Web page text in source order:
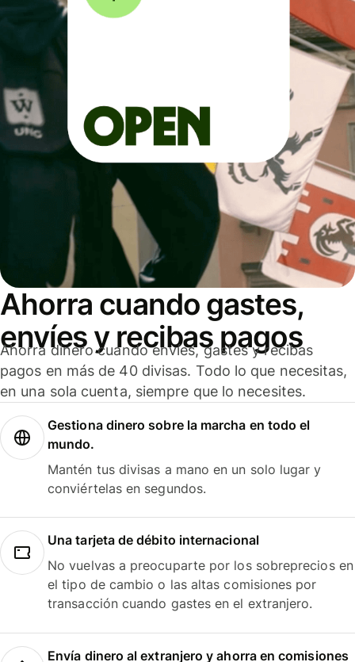
Ahorra cuando gastes,
envíes y recibas pagos
Ahorra dinero cuando envíes, gastes y recibas
pagos en más de 40 divisas. Todo lo que necesitas,
en una sola cuenta, siempre que lo necesites.
Gestiona dinero sobre la marcha en todo el
mundo.
Mantén tus divisas a mano en un solo lugar y
conviértelas en segundos.
Una tarjeta de débito internacional
No vuelvas a preocuparte por los sobreprecios en
el tipo de cambio o las altas comisiones por
transacción cuando gastes en el extranjero.
Envía dinero al extranjero y ahorra en comisiones